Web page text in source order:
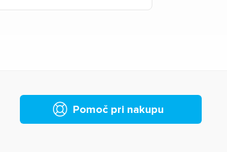
Pomoč pri nakupu